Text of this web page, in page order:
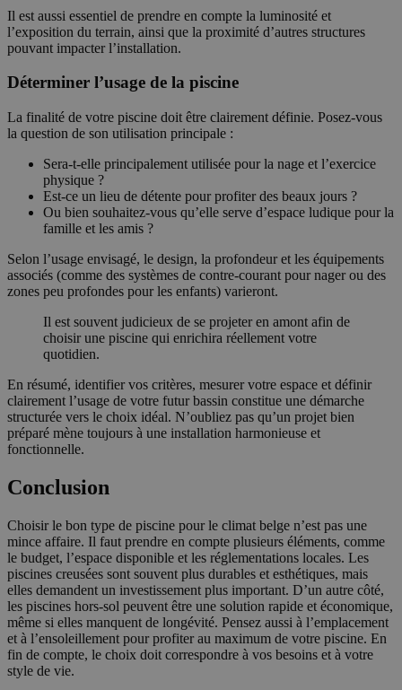
Il est aussi essentiel de prendre en compte la luminosité et
l’exposition du terrain, ainsi que la proximité d’autres structures
pouvant impacter l’installation.
Déterminer l’usage de la piscine
La finalité de votre piscine doit être clairement définie. Posez-vous
la question de son utilisation principale :
Sera-t-elle principalement utilisée pour la nage et l’exercice
physique ?
Est-ce un lieu de détente pour profiter des beaux jours ?
Ou bien souhaitez-vous qu’elle serve d’espace ludique pour la
famille et les amis ?
Selon l’usage envisagé, le design, la profondeur et les équipements
associés (comme des systèmes de contre-courant pour nager ou des
zones peu profondes pour les enfants) varieront.
Il est souvent judicieux de se projeter en amont afin de
choisir une piscine qui enrichira réellement votre
quotidien.
En résumé, identifier vos critères, mesurer votre espace et définir
clairement l’usage de votre futur bassin constitue une démarche
structurée vers le choix idéal. N’oubliez pas qu’un projet bien
préparé mène toujours à une installation harmonieuse et
fonctionnelle.
Conclusion
Choisir le bon type de piscine pour le climat belge n’est pas une
mince affaire. Il faut prendre en compte plusieurs éléments, comme
le budget, l’espace disponible et les réglementations locales. Les
piscines creusées sont souvent plus durables et esthétiques, mais
elles demandent un investissement plus important. D’un autre côté,
les piscines hors-sol peuvent être une solution rapide et économique,
même si elles manquent de longévité. Pensez aussi à l’emplacement
et à l’ensoleillement pour profiter au maximum de votre piscine. En
fin de compte, le choix doit correspondre à vos besoins et à votre
style de vie.